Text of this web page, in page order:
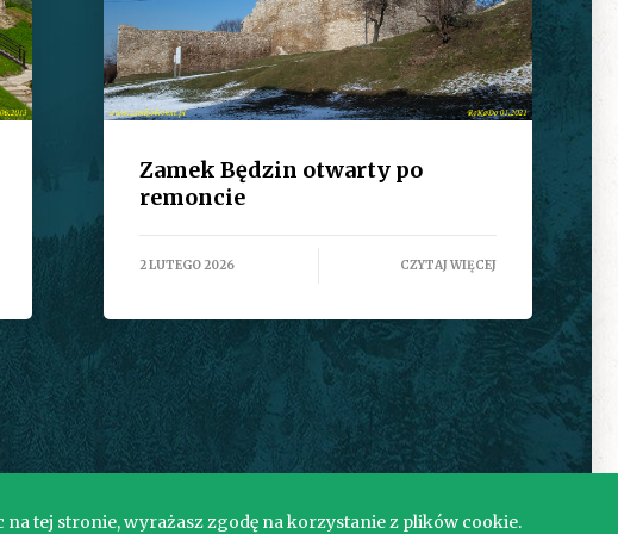
Zamek Będzin otwarty po
remoncie
2 LUTEGO 2026 CZYTAJ WIĘCEJ
tej stronie, wyrażasz zgodę na korzystanie z plików cookie.